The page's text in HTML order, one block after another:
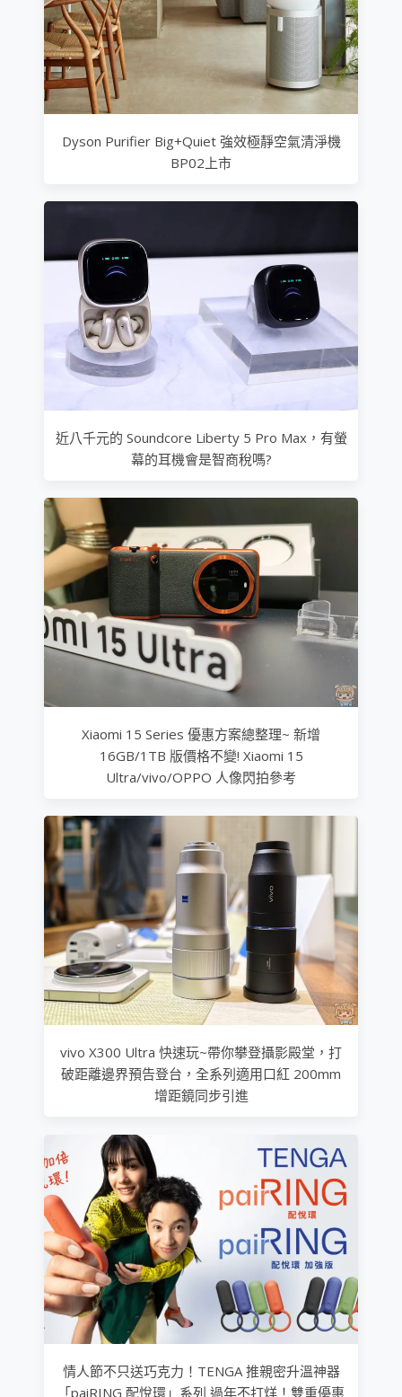
Dyson Purifier Big+Quiet 強效極靜空氣清淨機
BP02上市
近八千元的 Soundcore Liberty 5 Pro Max，有螢
幕的耳機會是智商稅嗎?
Xiaomi 15 Series 優惠方案總整理~ 新增
16GB/1TB 版價格不變! Xiaomi 15
Ultra/vivo/OPPO 人像閃拍參考
vivo X300 Ultra 快速玩~帶你攀登攝影殿堂，打
破距離邊界預告登台，全系列適用口紅 200mm
增距鏡同步引進
情人節不只送巧克力！TENGA 推親密升溫神器
「paiRING 配悅環」系列 過年不打烊！雙重優惠